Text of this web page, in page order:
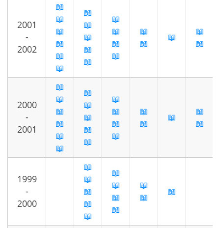
2001
-
2002
📖
📖
📖
📖
📖
📖
📖
📖
📖
📖
📖
📖
📖
📖
📖
📖
📖
📖
📖
📖
2000
-
2001
📖
📖
📖
📖
📖
📖
📖
📖
📖
📖
📖
📖
📖
📖
📖
📖
📖
📖
📖
📖
1999
-
2000
📖
📖
📖
📖
📖
📖
📖
📖
📖
📖
📖
📖